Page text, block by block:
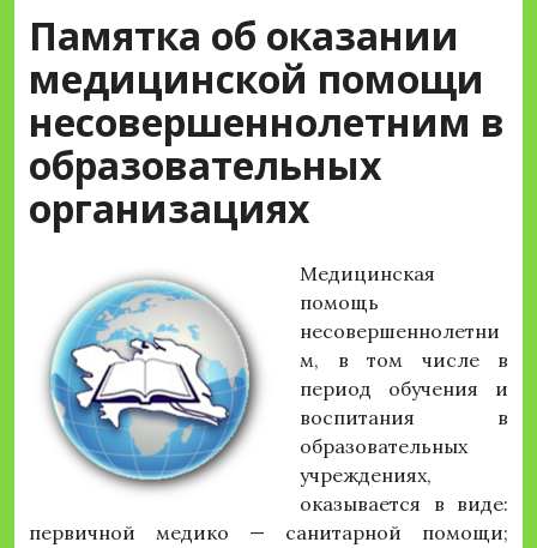
Памятка об оказании
медицинской помощи
несовершеннолетним в
образовательных
организациях
Медицинская
помощь
несовершеннолетни
м, в том числе в
период обучения и
воспитания в
образовательных
учреждениях,
оказывается в виде:
первичной медико — санитарной помощи;